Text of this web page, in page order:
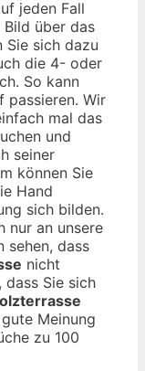
jeden Fall
über das
Sie sich dazu
die 4- oder
So kann
passieren. Wir
mal das
und
seiner
können Sie
Hand
sich bilden.
nur an unsere
sehen, dass
nicht
dass Sie sich
Meinung
zu 100